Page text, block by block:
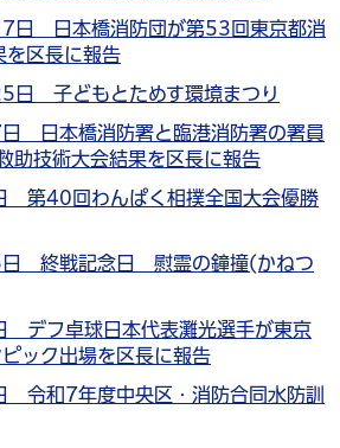
日 日本橋消防団が第53回東京都消
を区長に報告
日 子どもとためす環境まつり
日本橋消防署と臨港消防署の署員
助技術大会結果を区長に報告
第40回わんぱく相撲全国大会優勝
終戦記念日 慰霊の鐘撞(かねつ
デフ卓球日本代表灘光選手が東京
ック出場を区長に報告
令和7年度中央区・消防合同水防訓